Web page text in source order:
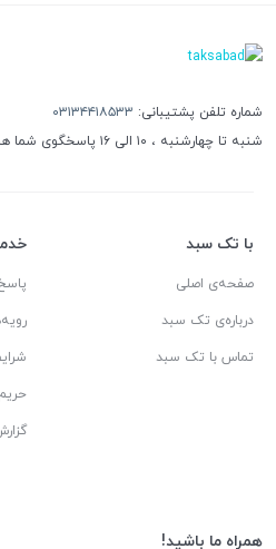
شماره تلفن پشتیبانی: ۰۳۱۳۴۴۱۸۵۳۳
شنبه تا چهارشنبه ، ۱۰ الی ۱۶ پاسخگوی شما هستیم
با تک سبد
صفحه‌ی اصلی
درباره‌ی تک سبد
تماس با تک سبد
همراه ما باشید!